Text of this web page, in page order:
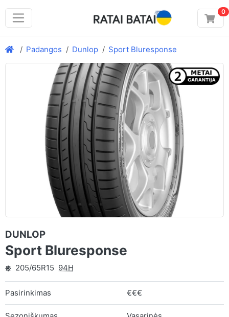
0
Padangos Dunlop Sport Bluresponse
DUNLOP
Sport Bluresponse
205/65R15 94H
Pasirinkimas €€€